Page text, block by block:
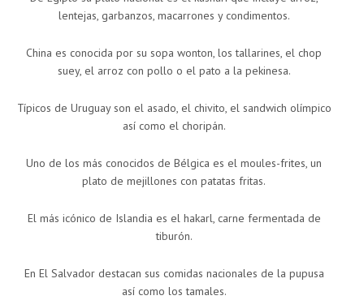
lentejas, garbanzos, macarrones y condimentos.
China es conocida por su sopa wonton, los tallarines, el chop
suey, el arroz con pollo o el pato a la pekinesa.
Típicos de Uruguay son el asado, el chivito, el sandwich olímpico
así como el choripán.
Uno de los más conocidos de Bélgica es el moules-frites, un
plato de mejillones con patatas fritas.
El más icónico de Islandia es el hakarl, carne fermentada de
tiburón.
En El Salvador destacan sus comidas nacionales de la pupusa
así como los tamales.